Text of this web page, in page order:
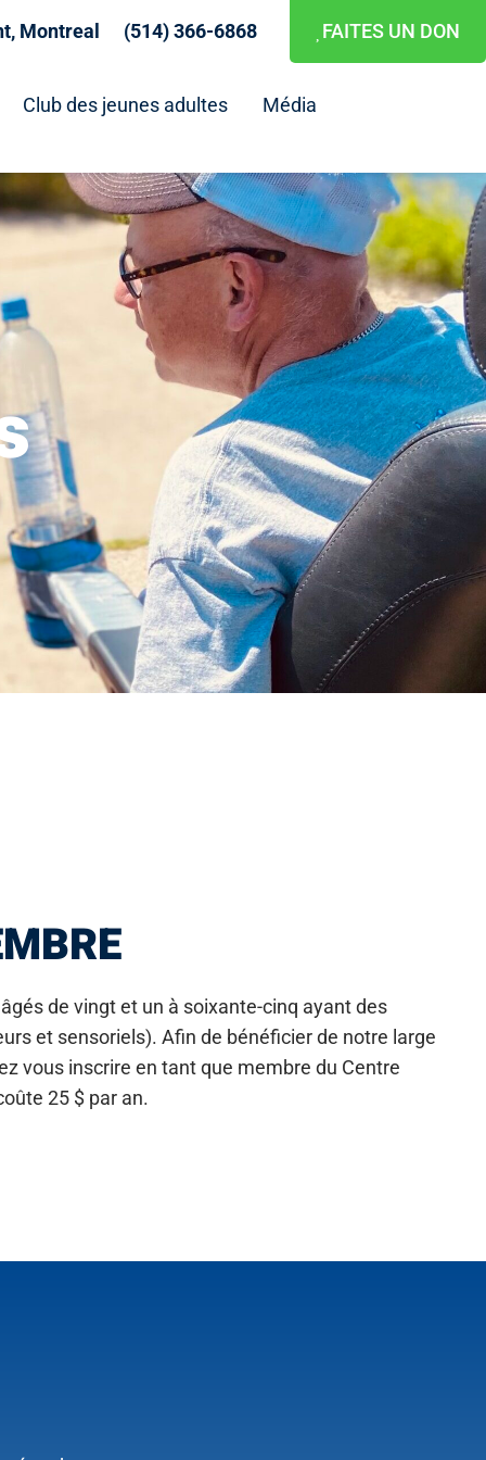
Montreal (514) 366-6868 FAITES UN DON
Club des jeunes adultes Média
de vingt et un à soixante-cinq ayant des
et sensoriels). Afin de bénéficier de notre large
vous inscrire en tant que membre du Centre
25 $ par an.